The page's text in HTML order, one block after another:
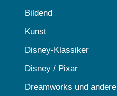
Bildend
Kunst
Disney-Klassiker
Disney / Pixar
Dreamworks und andere